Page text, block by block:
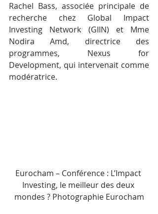
Rachel Bass, associée principale de
recherche chez Global Impact
Investing Network (GIIN) et Mme
Nodira Amd, directrice des
programmes, Nexus for
Development, qui intervenait comme
modératrice.
Eurocham – Conférence : L’Impact
Investing, le meilleur des deux
mondes ? Photographie Eurocham